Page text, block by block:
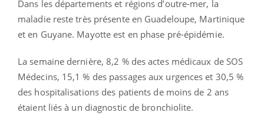
Dans les départements et régions d’outre-mer, la
maladie reste très présente en Guadeloupe, Martinique
et en Guyane. Mayotte est en phase pré-épidémie.
La semaine dernière, 8,2 % des actes médicaux de SOS
Médecins, 15,1 % des passages aux urgences et 30,5 %
des hospitalisations des patients de moins de 2 ans
étaient liés à un diagnostic de bronchiolite.